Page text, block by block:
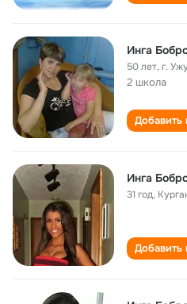
Инга
50 лет,г.
2 школа
Добавить
Инга
31 год,
Добавить